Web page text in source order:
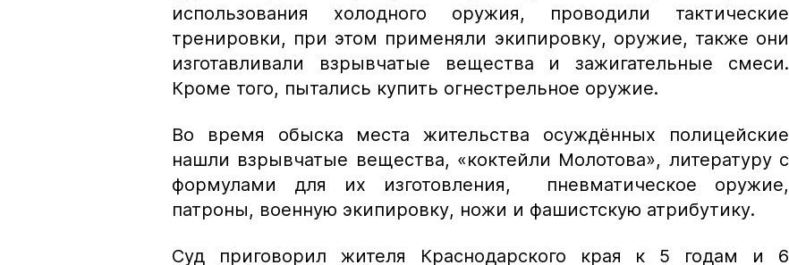
использования холодного оружия, проводили тактические
тренировки, при этом применяли экипировку, оружие, также они
изготавливали взрывчатые вещества и зажигательные смеси.
Кроме того, пытались купить огнестрельное оружие.
Во время обыска места жительства осуждённых полицейские
нашли взрывчатые вещества, «коктейли Молотова», литературу с
формулами для их изготовления, пневматическое оружие,
патроны, военную экипировку, ножи и фашистскую атрибутику.
Суд приговорил жителя Краснодарского края к 5 годам и 6